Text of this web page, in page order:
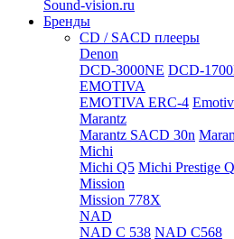
Sound-vision.ru
Бренды
CD / SACD плееры
Denon
DCD-3000NE DCD-
EMOTIVA
EMOTIVA ERC-4
Marantz
Marantz SACD 30n
Michi
Michi Q5 Michi Prestige
Mission
Mission 778X
NAD
NAD C 538 NAD C568